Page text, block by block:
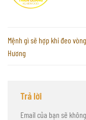
Mệnh gì sẽ hợp khi đeo
Hương
Trả lời
Email của bạn sẽ